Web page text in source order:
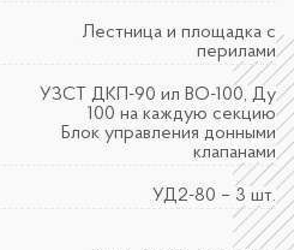
Лестница и площадка с
перилами
УЗСТ ДКП-90 ил ВО-100, Ду
100 на каждую секцию
Блок управления донными
клапанами
УД2-80 – 3 шт.